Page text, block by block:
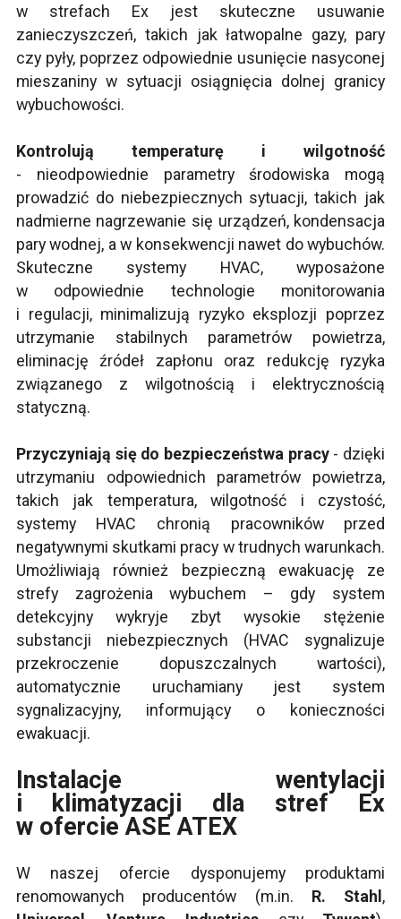
w strefach Ex jest skuteczne usuwanie
zanieczyszczeń, takich jak łatwopalne gazy, pary
czy pyły, poprzez odpowiednie usunięcie nasyconej
mieszaniny w sytuacji osiągnięcia dolnej granicy
wybuchowości.
Kontrolują temperaturę i wilgotność
- nieodpowiednie parametry środowiska mogą
prowadzić do niebezpiecznych sytuacji, takich jak
nadmierne nagrzewanie się urządzeń, kondensacja
pary wodnej, a w konsekwencji nawet do wybuchów.
Skuteczne systemy HVAC, wyposażone
w odpowiednie technologie monitorowania
i regulacji, minimalizują ryzyko eksplozji poprzez
utrzymanie stabilnych parametrów powietrza,
eliminację źródeł zapłonu oraz redukcję ryzyka
związanego z wilgotnością i elektrycznością
statyczną.
Przyczyniają się do bezpieczeństwa pracy- dzięki
utrzymaniu odpowiednich parametrów powietrza,
takich jak temperatura, wilgotność i czystość,
systemy HVAC chronią pracowników przed
negatywnymi skutkami pracy w trudnych warunkach.
Umożliwiają również bezpieczną ewakuację ze
strefy zagrożenia wybuchem – gdy system
detekcyjny wykryje zbyt wysokie stężenie
substancji niebezpiecznych (HVAC sygnalizuje
przekroczenie dopuszczalnych wartości),
automatycznie uruchamiany jest system
sygnalizacyjny, informujący o konieczności
ewakuacji.
Instalacje wentylacji
i klimatyzacji dla stref Ex
w ofercie ASE ATEX
W naszej ofercie dysponujemy produktami
renomowanych producentów (m.in. R. Stahl,